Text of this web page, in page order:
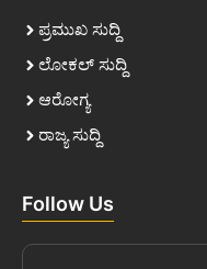
ಪ್ರಮುಖ ಸುದ್ದಿ
ಲೋಕಲ್ ಸುದ್ದಿ
ಆರೋಗ್ಯ
ರಾಜ್ಯ ಸುದ್ದಿ
Follow Us